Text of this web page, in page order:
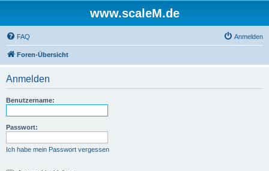
www.scaleM.de
FAQ Anmelden
Foren-Übersicht
Anmelden
Benutzername:
Passwort:
Ich habe mein Passwort vergessen